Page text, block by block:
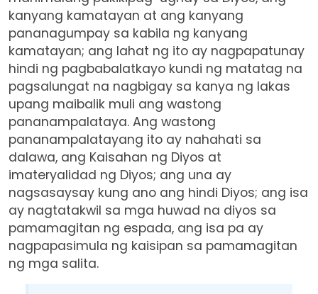
kanyang kamatayan at ang kanyang
pananagumpay sa kabila ng kanyang
kamatayan; ang lahat ng ito ay nagpapatunay
hindi ng pagbabalatkayo kundi ng matatag na
pagsalungat na nagbigay sa kanya ng lakas
upang maibalik muli ang wastong
pananampalataya. Ang wastong
pananampalatayang ito ay nahahati sa
dalawa, ang Kaisahan ng Diyos at
imateryalidad ng Diyos; ang una ay
nagsasaysay kung ano ang hindi Diyos; ang isa
ay nagtatakwil sa mga huwad na diyos sa
pamamagitan ng espada, ang isa pa ay
nagpapasimula ng kaisipan sa pamamagitan
ng mga salita.